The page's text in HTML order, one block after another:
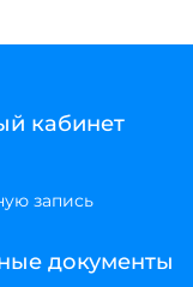
кабинет
запись
документы